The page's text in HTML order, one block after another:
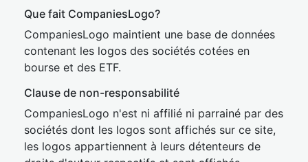
Que fait CompaniesLogo?
CompaniesLogo maintient une base de données
contenant les logos des sociétés cotées en
bourse et des ETF.
Clause de non-responsabilité
CompaniesLogo n'est ni affilié ni parrainé par des
sociétés dont les logos sont affichés sur ce site,
les logos appartiennent à leurs détenteurs de